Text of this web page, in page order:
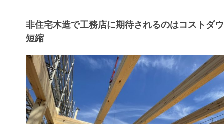
非住宅木造で工務店に期待されるのはコストダ
短縮